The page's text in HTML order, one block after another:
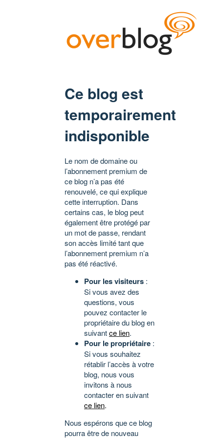
Ce blog est
temporairement
indisponible
Le nom de domaine ou
l’abonnement premium de
ce blog n’a pas été
renouvelé, ce qui explique
cette interruption. Dans
certains cas, le blog peut
également être protégé par
un mot de passe, rendant
son accès limité tant que
l’abonnement premium n’a
pas été réactivé.
Pour les visiteurs :
Si vous avez des
questions, vous
pouvez contacter le
propriétaire du blog en
suivantce lien.
Pour le propriétaire :
Si vous souhaitez
rétablir l’accès à votre
blog, nous vous
invitons à nous
contacter en suivant
ce lien.
Nous espérons que ce blog
pourra être de nouveau